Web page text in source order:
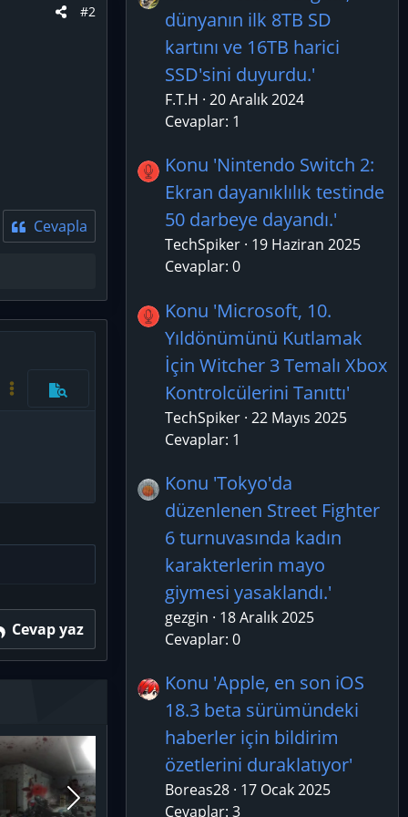
#2
Cevapla
seçenek…
aç/kapat
Daha fazla seçenek…
Önizleme
Cevap yaz
dünyanın ilk 8TB SD
kartını ve 16TB harici
SSD'sini duyurdu.'
F.T.H 20 Aralık 2024
Cevaplar: 1
Konu 'Nintendo Switch 2:
Ekran dayanıklılık testinde
50 darbeye dayandı.'
TechSpiker 19 Haziran 2025
Cevaplar: 0
Konu 'Microsoft, 10.
Yıldönümünü Kutlamak
İçin Witcher 3 Temalı Xbox
Kontrolcülerini Tanıttı'
TechSpiker 22 Mayıs 2025
Cevaplar: 1
Konu 'Tokyo'da
düzenlenen Street Fighter
6 turnuvasında kadın
karakterlerin mayo
giymesi yasaklandı.'
gezgin
18 Aralık 2025
Cevaplar: 0
Konu 'Apple, en son iOS
18.3 beta sürümündeki
haberler için bildirim
özetlerini duraklatıyor'
Boreas28 17 Ocak 2025
Cevaplar: 3